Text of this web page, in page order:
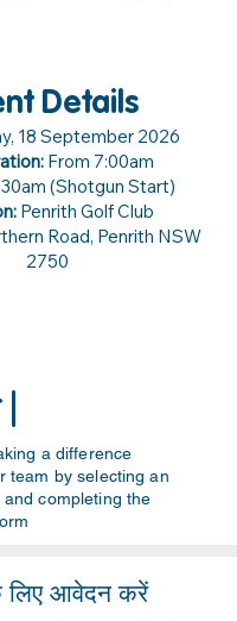
Details
18 September 2026
From 7:00am
(Shotgun Start)
Penrith Golf Club
Road, Penrith NSW
2750
|
a difference
team by selecting an
completing the
लिए आवेदन करें